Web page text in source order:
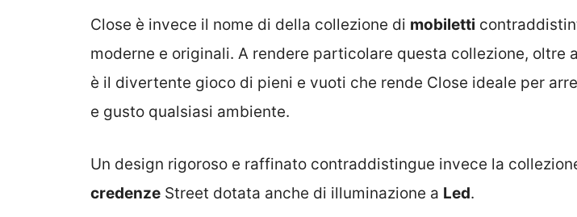
Close è invece il nome di della collezione di mobiletti
moderne e originali. A rendere particolare questa collezione, oltre
è il divertente gioco di pieni e vuoti che rende Close ideale per
e gusto qualsiasi ambiente.
Un design rigoroso e raffinato contraddistingue invece la
credenze Street dotata anche di illuminazione a Led.